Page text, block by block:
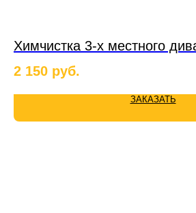
Химчистка 3-х местного
2 150 руб.
ЗАКАЗАТЬ